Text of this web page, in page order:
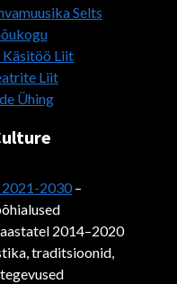
Selts
Käsitöö Liit
Liit
Ühing
2030–
2014–2020
traditsioonid,